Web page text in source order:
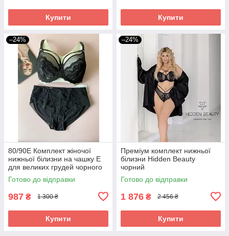
Купити Купити
–24%
80/90Е Комплект жіночої
нижньої білизни на чашку Е
для великих грудей чорного
кольору
Готово до відправки
987 ₴ 1 300 ₴
Купити
–24%
Преміум комплект нижньої
білизни Hidden Beauty
чорний
Готово до відправки
1 876 ₴ 2 456 ₴
Купити